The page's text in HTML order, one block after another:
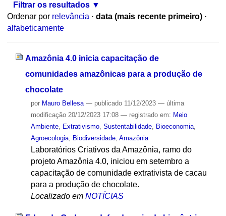
Filtrar os resultados
Ordenar por relevância · data (mais recente primeiro) ·
alfabeticamente
Amazônia 4.0 inicia capacitação de
comunidades amazônicas para a produção de
chocolate
por Mauro Bellesa — publicado11/12/2023 — última
modificação20/12/2023 17:08 — registrado em: Meio
Ambiente, Extrativismo, Sustentabilidade, Bioeconomia,
Agroecologia, Biodiversidade, Amazônia
Laboratórios Criativos da Amazônia, ramo do
projeto Amazônia 4.0, iniciou em setembro a
capacitação de comunidade extrativista de cacau
para a produção de chocolate.
Localizado em NOTÍCIAS